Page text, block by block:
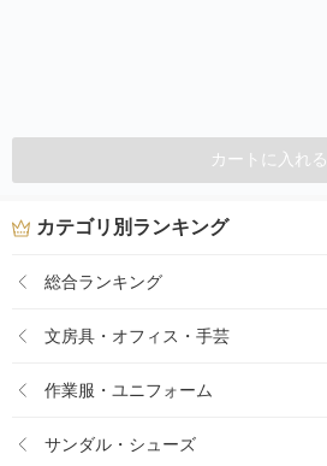
カートに入れる
カテゴリ別ランキング
総合ランキング
文房具・オフィス・手芸
作業服・ユニフォーム
サンダル・シューズ